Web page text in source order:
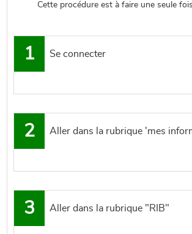
Cette procédure est à faire une seule
1 Se connecter
2 Aller dans la rubrique 'mes
3 Aller dans la rubrique "RIB"